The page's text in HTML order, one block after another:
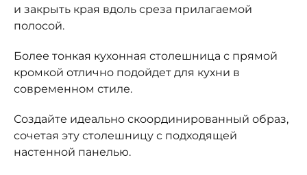
и закрыть края вдоль среза прилагаемой
полосой.
Более тонкая кухонная столешница с прямой
кромкой отлично подойдет для кухни в
современном стиле.
Создайте идеально скоординированный образ,
сочетая эту столешницу с подходящей
настенной панелью.